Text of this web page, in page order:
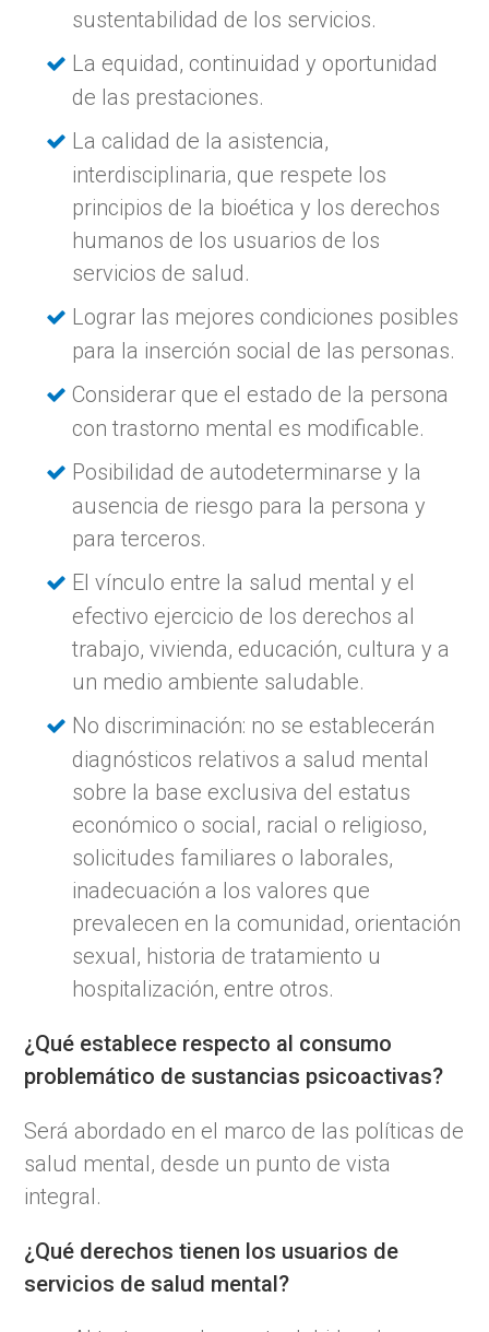
sustentabilidad de los servicios.
La equidad, continuidad y oportunidad
de las prestaciones.
La calidad de la asistencia,
interdisciplinaria, que respete los
principios de la bioética y los derechos
humanos de los usuarios de los
servicios de salud.
Lograr las mejores condiciones posibles
para la inserción social de las personas.
Considerar que el estado de la persona
con trastorno mental es modificable.
Posibilidad de autodeterminarse y la
ausencia de riesgo para la persona y
para terceros.
El vínculo entre la salud mental y el
efectivo ejercicio de los derechos al
trabajo, vivienda, educación, cultura y a
un medio ambiente saludable.
No discriminación: no se establecerán
diagnósticos relativos a salud mental
sobre la base exclusiva del estatus
económico o social, racial o religioso,
solicitudes familiares o laborales,
inadecuación a los valores que
prevalecen en la comunidad, orientación
sexual, historia de tratamiento u
hospitalización, entre otros.
¿Qué establece respecto al consumo
problemático de sustancias psicoactivas?
Será abordado en el marco de las políticas de
salud mental, desde un punto de vista
integral.
¿Qué derechos tienen los usuarios de
servicios de salud mental?